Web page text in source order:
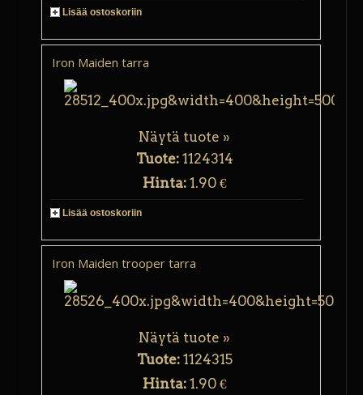
Lisää ostoskoriin
Iron Maiden tarra
Näytä tuote »
Tuote: 1124314
Hinta: 1.90 €
Lisää ostoskoriin
Iron Maiden trooper tarra
Näytä tuote »
Tuote: 1124315
Hinta: 1.90 €